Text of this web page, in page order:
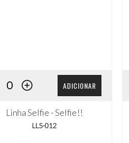
ADICIONAR
Linha Selfie - Selfie!!
LLS-012